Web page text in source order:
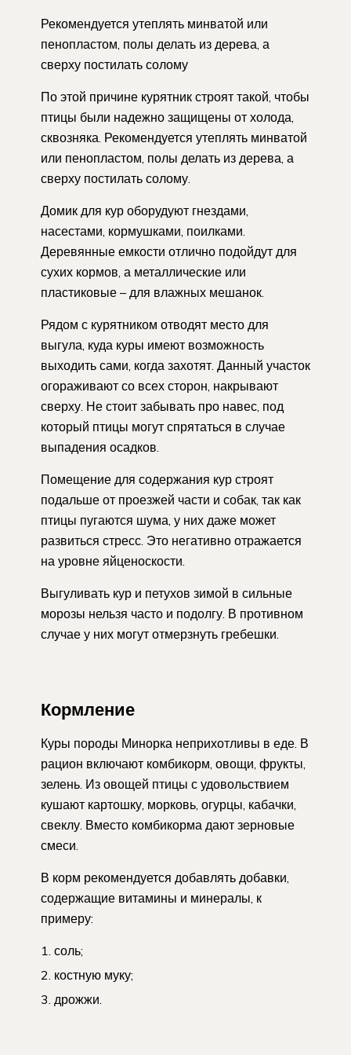
Рекомендуется утеплять минватой или
пенопластом, полы делать из дерева, а
сверху постилать солому
По этой причине курятник строят такой, чтобы
птицы были надежно защищены от холода,
сквозняка. Рекомендуется утеплять минватой
или пенопластом, полы делать из дерева, а
сверху постилать солому.
Домик для кур оборудуют гнездами,
насестами, кормушками, поилками.
Деревянные емкости отлично подойдут для
сухих кормов, а металлические или
пластиковые – для влажных мешанок.
Рядом с курятником отводят место для
выгула, куда куры имеют возможность
выходить сами, когда захотят. Данный участок
огораживают со всех сторон, накрывают
сверху. Не стоит забывать про навес, под
который птицы могут спрятаться в случае
выпадения осадков.
Помещение для содержания кур строят
подальше от проезжей части и собак, так как
птицы пугаются шума, у них даже может
развиться стресс. Это негативно отражается
на уровне яйценоскости.
Выгуливать кур и петухов зимой в сильные
морозы нельзя часто и подолгу. В противном
случае у них могут отмерзнуть гребешки.
Кормление
Куры породы Минорка неприхотливы в еде. В
рацион включают комбикорм, овощи, фрукты,
зелень. Из овощей птицы с удовольствием
кушают картошку, морковь, огурцы, кабачки,
свеклу. Вместо комбикорма дают зерновые
смеси.
В корм рекомендуется добавлять добавки,
содержащие витамины и минералы, к
примеру:
соль;
костную муку;
дрожжи.